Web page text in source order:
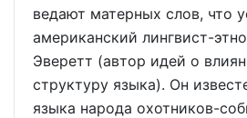
ведают матерных слов, что
американский лингвист-
Эверетт (автор идей о
структуру языка). Он
языка народа охотников-